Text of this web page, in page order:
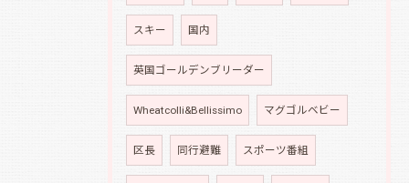
スキー 国内
英国ゴールデンブリーダー
Wheatcolli&Bellissimo マグゴルベビー
区長 同行避難 スポーツ番組